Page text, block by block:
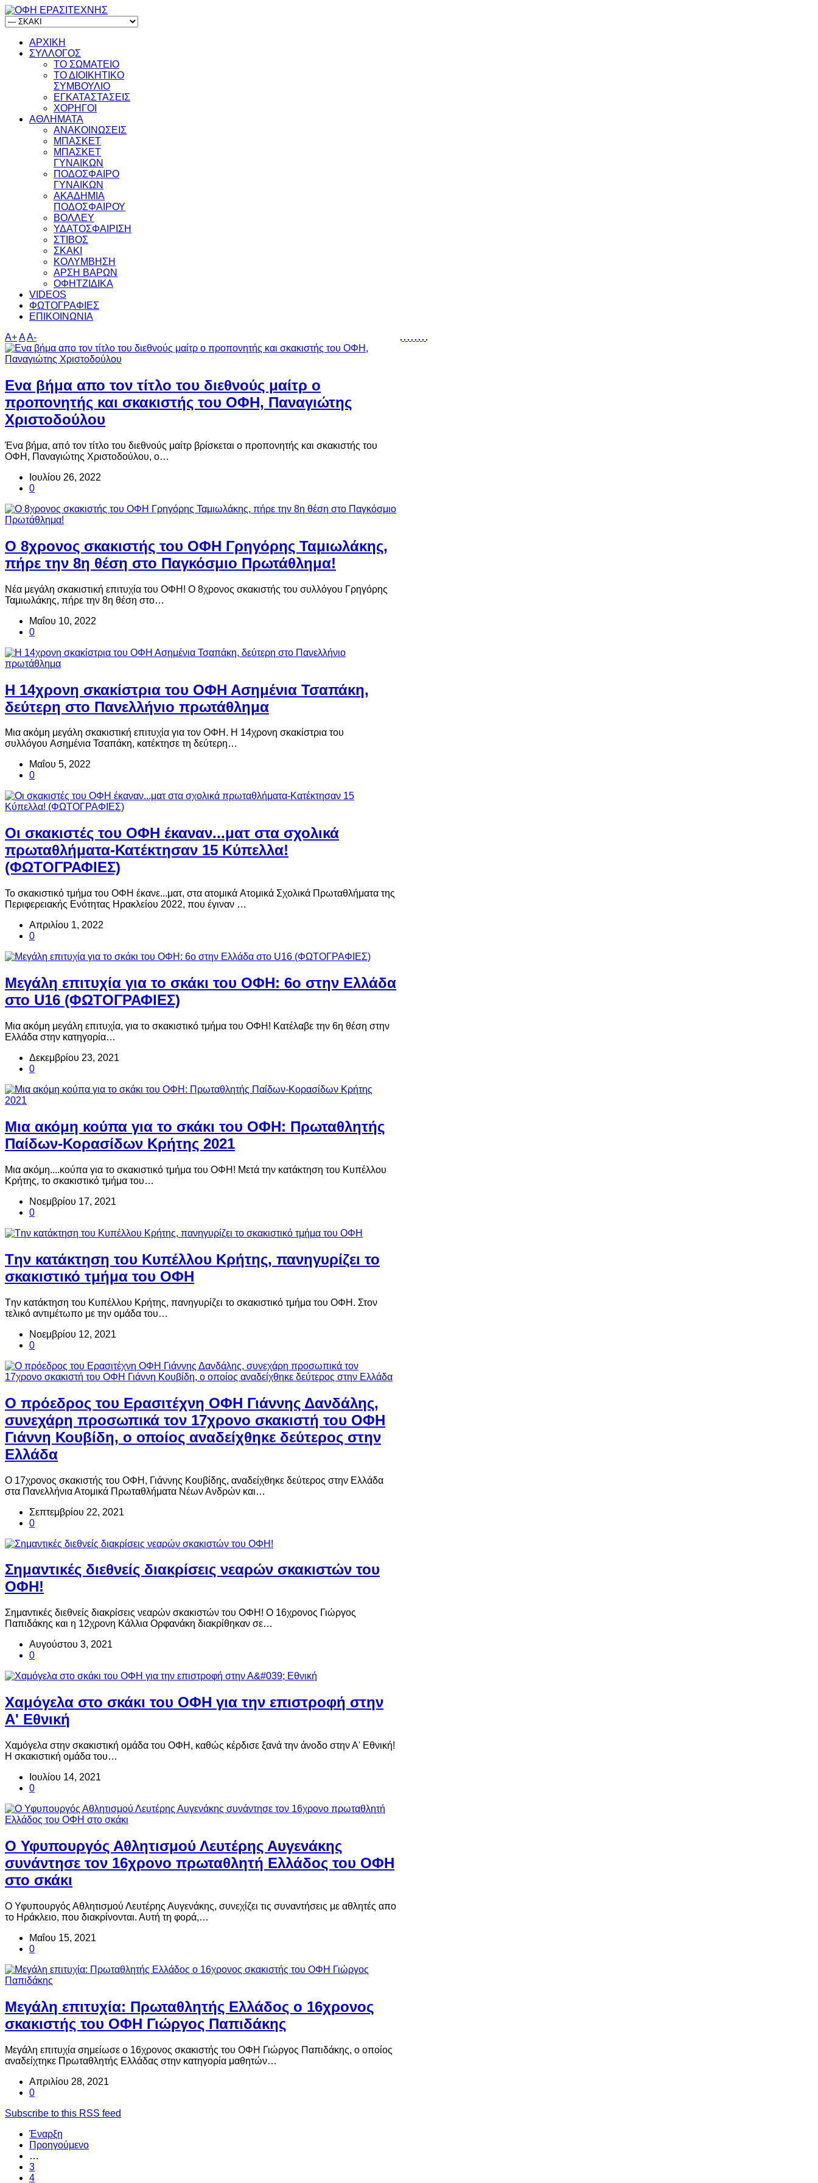
ΑΡΧΙΚΗ
ΣΥΛΛΟΓΟΣ
ΤΟ ΣΩΜΑΤΕΙΟ
ΤΟ ΔΙΟΙΚΗΤΙΚΟ
ΣΥΜΒΟΥΛΙΟ
ΕΓΚΑΤΑΣΤΑΣΕΙΣ
ΧΟΡΗΓΟΙ
ΑΘΛΗΜΑΤΑ
ΑΝΑΚΟΙΝΩΣΕΙΣ
ΜΠΑΣΚΕΤ
ΜΠΑΣΚΕΤ
ΓΥΝΑΙΚΩΝ
ΠΟΔΟΣΦΑΙΡΟ
ΓΥΝΑΙΚΩΝ
ΑΚΑΔΗΜΙΑ
ΠΟΔΟΣΦΑΙΡΟΥ
ΒΟΛΛΕΥ
ΥΔΑΤΟΣΦΑΙΡΙΣΗ
ΣΤΙΒΟΣ
ΣΚΑΚΙ
ΚΟΛΥΜΒΗΣΗ
ΑΡΣΗ ΒΑΡΩΝ
ΟΦΗΤΖΙΔΙΚΑ
VIDEOS
ΦΩΤΟΓΡΑΦΙΕΣ
ΕΠΙΚΟΙΝΩΝΙΑ
A+AA-
Ενα βήμα απο τον τίτλο του διεθνούς μαίτρ ο
προπονητής και σκακιστής του ΟΦΗ, Παναγιώτης
Χριστοδούλου
Ένα βήμα, από τον τίτλο του διεθνούς μαίτρ βρίσκεται ο προπονητής και σκακιστής του
ΟΦΗ, Παναγιώτης Χριστοδούλου, ο…
Ιουλίου 26, 2022
0
Ο 8χρονος σκακιστής του ΟΦΗ Γρηγόρης Ταμιωλάκης,
πήρε την 8η θέση στο Παγκόσμιο Πρωτάθλημα!
Νέα μεγάλη σκακιστική επιτυχία του ΟΦΗ! Ο 8χρονος σκακιστής του συλλόγου Γρηγόρης
Ταμιωλάκης, πήρε την 8η θέση στο…
Μαΐου 10, 2022
0
H 14χρονη σκακίστρια του ΟΦΗ Ασημένια Τσαπάκη,
δεύτερη στο Πανελλήνιο πρωτάθλημα
Μια ακόμη μεγάλη σκακιστική επιτυχία για τον ΟΦΗ. Η 14χρονη σκακίστρια του
συλλόγου Ασημένια Τσαπάκη, κατέκτησε τη δεύτερη…
Μαΐου 5, 2022
0
Οι σκακιστές του ΟΦΗ έκαναν...ματ στα σχολικά
πρωταθλήματα-Κατέκτησαν 15 Κύπελλα!
(ΦΩΤΟΓΡΑΦΙΕΣ)
To σκακιστικό τμήμα του ΟΦΗ έκανε...ματ, στα ατομικά Ατομικά Σχολικά Πρωταθλήματα της
Περιφερειακής Ενότητας Ηρακλείου 2022, που έγιναν …
Απριλίου 1, 2022
0
Μεγάλη επιτυχία για το σκάκι του ΟΦΗ: 6ο στην Ελλάδα
στο U16 (ΦΩΤΟΓΡΑΦΙΕΣ)
Μια ακόμη μεγάλη επιτυχία, για το σκακιστικό τμήμα του ΟΦΗ! Κατέλαβε την 6η θέση στην
Ελλάδα στην κατηγορία…
Δεκεμβρίου 23, 2021
0
Μια ακόμη κούπα για το σκάκι του ΟΦΗ: Πρωταθλητής
Παίδων-Κορασίδων Κρήτης 2021
Μια ακόμη....κούπα για το σκακιστικό τμήμα του ΟΦΗ! Μετά την κατάκτηση του Κυπέλλου
Κρήτης, το σκακιστικό τμήμα του…
Νοεμβρίου 17, 2021
0
Tην κατάκτηση του Κυπέλλου Κρήτης, πανηγυρίζει το
σκακιστικό τμήμα του ΟΦΗ
Tην κατάκτηση του Κυπέλλου Κρήτης, πανηγυρίζει το σκακιστικό τμήμα του ΟΦΗ. Στον
τελικό αντιμέτωπο με την ομάδα του…
Νοεμβρίου 12, 2021
0
O πρόεδρος του Ερασιτέχνη ΟΦΗ Γιάννης Δανδάλης,
συνεχάρη προσωπικά τον 17χρονο σκακιστή του ΟΦΗ
Γιάννη Κουβίδη, ο οποίος αναδείχθηκε δεύτερος στην
Ελλάδα
O 17χρονος σκακιστής του ΟΦΗ, Γιάννης Κουβίδης, αναδείχθηκε δεύτερος στην Ελλάδα
στα Πανελλήνια Ατομικά Πρωταθλήματα Νέων Ανδρών και…
Σεπτεμβρίου 22, 2021
0
Σημαντικές διεθνείς διακρίσεις νεαρών σκακιστών του
ΟΦΗ!
Σημαντικές διεθνείς διακρίσεις νεαρών σκακιστών του ΟΦΗ! Ο 16χρονος Γιώργος
Παπιδάκης και η 12χρονη Κάλλια Ορφανάκη διακρίθηκαν σε…
Αυγούστου 3, 2021
0
Χαμόγελα στο σκάκι του ΟΦΗ για την επιστροφή στην
Α' Εθνική
Χαμόγελα στην σκακιστική ομάδα του ΟΦΗ, καθώς κέρδισε ξανά την άνοδο στην Α' Εθνική!
Η σκακιστική ομάδα του…
Ιουλίου 14, 2021
0
Ο Υφυπουργός Αθλητισμού Λευτέρης Αυγενάκης
συνάντησε τον 16χρονο πρωταθλητή Ελλάδος του ΟΦΗ
στο σκάκι
Ο Υφυπουργός Αθλητισμού Λευτέρης Αυγενάκης, συνεχίζει τις συναντήσεις με αθλητές απο
το Ηράκλειο, που διακρίνονται. Αυτή τη φορά,…
Μαΐου 15, 2021
0
Mεγάλη επιτυχία: Πρωταθλητής Ελλάδος ο 16χρονος
σκακιστής του ΟΦΗ Γιώργος Παπιδάκης
Μεγάλη επιτυχία σημείωσε ο 16χρονος σκακιστής του ΟΦΗ Γιώργος Παπιδάκης, ο οποίος
αναδείχτηκε Πρωταθλητής Ελλάδας στην κατηγορία μαθητών…
Απριλίου 28, 2021
0
Subscribe to this RSS feed
Έναρξη
Προηγούμενο
…
3
4